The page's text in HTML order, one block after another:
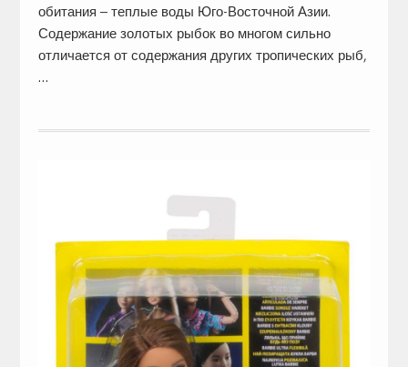
обитания – теплые воды Юго-Восточной Азии.
Содержание золотых рыбок во многом сильно
отличается от содержания других тропических рыб,
…